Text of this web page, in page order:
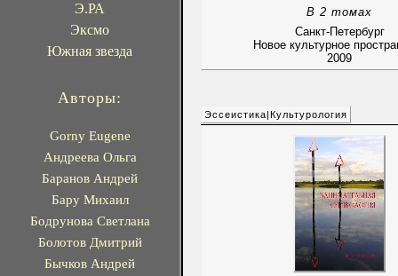
Э.РА
Эксмо
Южная звезда
Авторы:
Gorny Eugene
Андреева Ольга
Баранов Андрей
Бару Михаил
Бодрунова Светлана
Болотов Дмитрий
Бычков Андрей
В 2 томах
Санкт-Петербург
Новое культурное
2009
Эссеистика|Культурология